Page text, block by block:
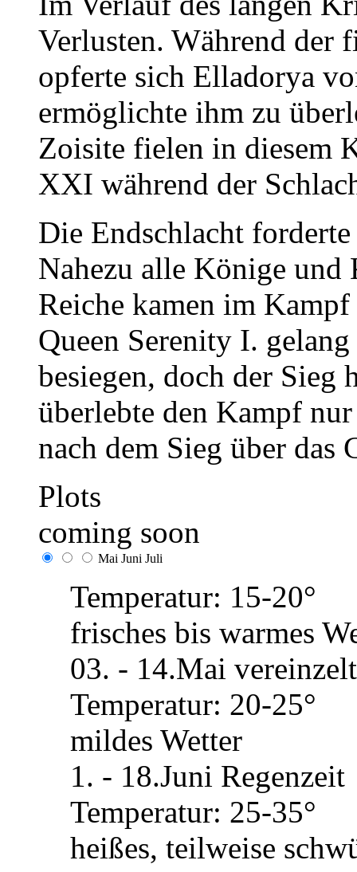
Verlusten. Während der
opferte sich Elladorya
ermöglichte ihm zu
Zoisite fielen in diesem
XXI während der
Die Endschlacht
Nahezu alle Könige
Reiche kamen im
Queen Serenity I.
besiegen, doch der Sieg
überlebte den Kampf
nach dem Sieg über das
Plots
coming soon
Mai Juni Juli
Temperatur: 15-20°
frisches bis warmes
03. - 14.Mai
Temperatur: 20-25°
mildes Wetter
1. - 18.Juni Regenzeit
Temperatur: 25-35°
heißes, teilweise